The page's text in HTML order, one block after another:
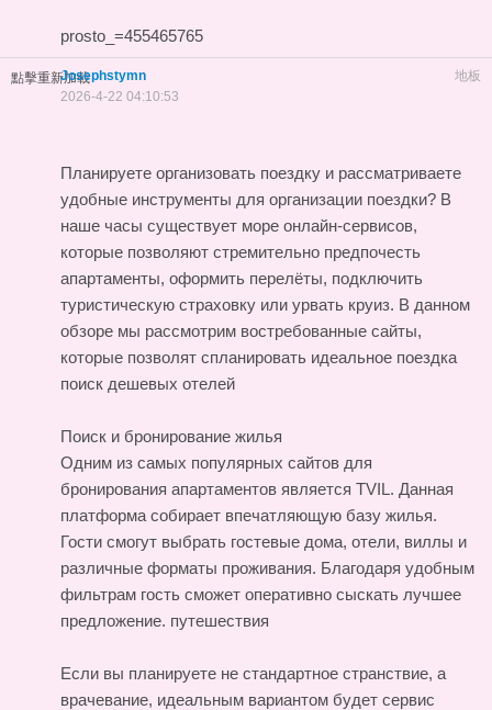
prosto_=455465765
點擊重新加載 地板
Josephstymn
2026-4-22 04:10:53
Планируете организовать поездку и рассматриваете
удобные инструменты для организации поездки? В
наше часы существует море онлайн-сервисов,
которые позволяют стремительно предпочесть
апартаменты, оформить перелёты, подключить
туристическую страховку или урвать круиз. В данном
обзоре мы рассмотрим востребованные сайты,
которые позволят спланировать идеальное поездка
поиск дешевых отелей
Поиск и бронирование жилья
Одним из самых популярных сайтов для
бронирования апартаментов является TVIL. Данная
платформа собирает впечатляющую базу жилья.
Гости смогут выбрать гостевые дома, отели, виллы и
различные форматы проживания. Благодаря удобным
фильтрам гость сможет оперативно сыскать лучшее
предложение. путешествия
Если вы планируете не стандартное странствие, а
врачевание, идеальным вариантом будет сервис